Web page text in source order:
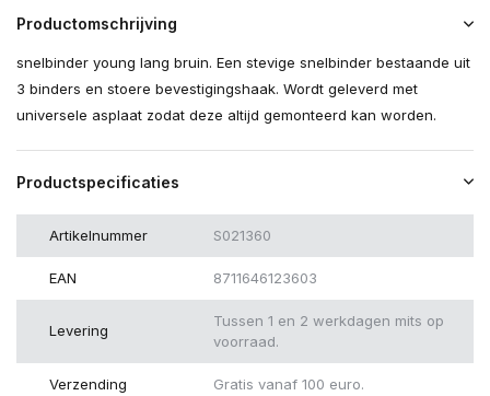
Productomschrijving
snelbinder young lang bruin. Een stevige snelbinder bestaande uit
3 binders en stoere bevestigingshaak. Wordt geleverd met
universele asplaat zodat deze altijd gemonteerd kan worden.
Productspecificaties
Artikelnummer S021360
EAN 8711646123603
Levering
Tussen 1 en 2 werkdagen mits op
voorraad.
Verzending Gratis vanaf 100 euro.